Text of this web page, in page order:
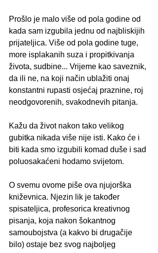
Prošlo je malo više od pola godine od
kada sam izgubila jednu od najbliskijih
prijateljica. Više od pola godine tuge,
more isplakanih suza i propitkivanja
života, sudbine... Vrijeme kao saveznik,
da ili ne, na koji način ublažiti onaj
konstantni rupasti osjećaj praznine, roj
neodgovorenih, svakodnevih pitanja.
Kažu da život nakon tako velikog
gubitka nikada više nije isti. Kako će i
biti kada smo izgubili komad duše i sad
poluosakaćeni hodamo svijetom.
O svemu ovome piše ova njujorška
kniževnica. Njezin lik je također
spisateljica, profesorica kreativnog
pisanja, koja nakon šokantnog
samoubojstva (a kakvo bi drugačije
bilo) ostaje bez svog najboljeg